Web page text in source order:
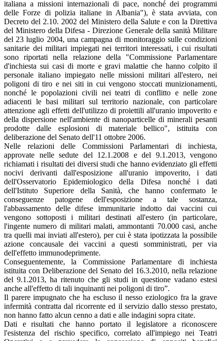
italiana a missioni internazionali di pace, nonché dei programmi
delle Forze di polizia italiane in Albania"), è stata avviata, con
Decreto del 2.10. 2002 del Ministero della Salute e con la Direttiva
del Ministero della Difesa - Direzione Generale della sanità Militare
del 23 luglio 2004, una campagna di monitoraggio sulle condizioni
sanitarie dei militari impiegati nei territori interessati, i cui risultati
sono riportati nella relazione della "Commissione Parlamentare
d'inchiesta sui casi di morte e gravi malattie che hanno colpito il
personale italiano impiegato nelle missioni militari all'estero, nei
poligoni di tiro e nei siti in cui vengono stoccati munizionamenti,
nonché le popolazioni civili nei teatri di conflitto e nelle zone
adiacenti le basi militari sul territorio nazionale, con particolare
attenzione agli effetti dell'utilizzo di proiettili all'uranio impoverito e
della dispersione nell'ambiente di nanoparticelle di minerali pesanti
prodotte dalle esplosioni di materiale bellico", istituita con
deliberazione del Senato dell'11 ottobre 2006.
Nelle relazioni delle Commissioni Parlamentari di inchiesta,
approvate nelle sedute del 12.1.2008 e del 9.1.2013, vengono
richiamati i risultati dei diversi studi che hanno evidenziato gli effetti
nocivi derivanti dall'esposizione all'uranio impoverito, i dati
dell'Osservatorio Epidemiologico della Difesa nonché i dati
dell'Istituto Superiore della Sanità, che hanno confermato le
conseguenze patogene dell'esposizione a tale sostanza,
l'abbassamento delle difese immunitarie indotto dai vaccini cui
vengono sottoposti i militari destinati all'estero (in particolare,
l'ingente numero di militari malati, ammontanti 70.000 casi, anche
tra quelli mai inviati all'estero), per cui è stata ipotizzata la possibile
azione concausale dei vaccini a questi somministrati, per via
dell'effetto immunodeprimente.
Conseguentemente, la Commissione Parlamentare di inchiesta
istituita con Deliberazione del Senato del 16.3.2010, nella relazione
del 9.1.2013, ha ritenuto che gli studi in questione vadano estesi
anche all'effetto di tali inquinanti nei poligoni di tiro”.
Il parere impugnato che ha escluso il nesso eziologico fra la grave
infermità contratta dal ricorrente ed il servizio dallo stesso prestato,
non hanno fatto alcun cenno a dati e alle indagini sopra citate.
Dati e risultati che hanno portato il legislatore a riconoscere
l'esistenza del rischio specifico, correlato all'impiego nei Teatri